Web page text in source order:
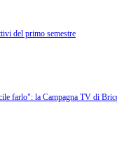
del primo semestre
farlo": la Campagna TV di